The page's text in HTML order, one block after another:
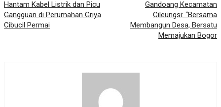
Hantam Kabel Listrik dan Picu
Gangguan di Perumahan Griya
Cibucil Permai
Gandoang Kecamatan
Cileungsi: “Bersama
Membangun Desa, Bersatu
Memajukan Bogor